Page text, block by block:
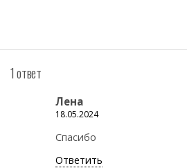
1 ответ
Лена
18.05.2024
Спасибо
Ответить